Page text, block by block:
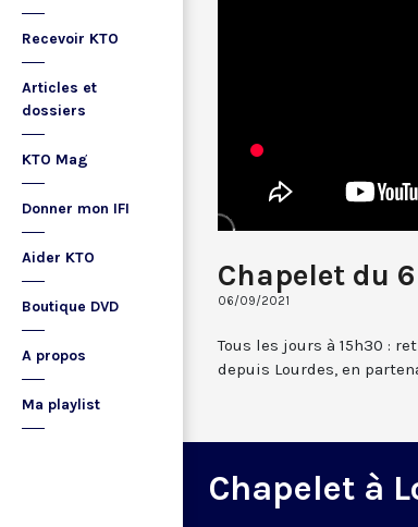
Recevoir KTO
Articles et
dossiers
KTO Mag
Donner mon IFI
Aider KTO
Boutique DVD
A propos
Ma playlist
Chapelet du
06/09/2021
Tous les jours à 15h30 :
depuis Lourdes, en
Chapelet à